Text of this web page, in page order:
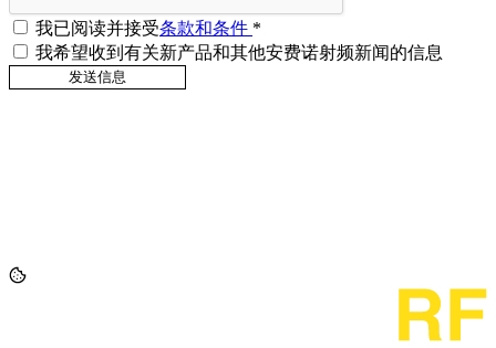
我已阅读并接受条款和条件 *
我希望收到有关新产品和其他安费诺射频新闻的信息